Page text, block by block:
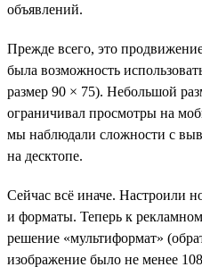
объявлений.
Прежде всего, это
была возможность
размер 90 × 75). Небольшой
ограничивал просмотры на
мы наблюдали сложности с
на десктопе.
Сейчас всё иначе. Настроили
и форматы. Теперь к
решение «мультиформат»
изображение было не менее